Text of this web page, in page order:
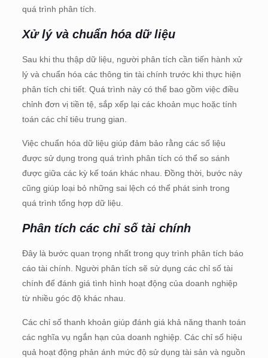
quá trình phân tích.
Xử lý và chuẩn hóa dữ liệu
Sau khi thu thập dữ liệu, người phân tích cần tiến hành xử
lý và chuẩn hóa các thông tin tài chính trước khi thực hiện
phân tích chi tiết. Quá trình này có thể bao gồm việc điều
chỉnh đơn vị tiền tệ, sắp xếp lại các khoản mục hoặc tính
toán các chỉ tiêu trung gian.
Việc chuẩn hóa dữ liệu giúp đảm bảo rằng các số liệu
được sử dụng trong quá trình phân tích có thể so sánh
được giữa các kỳ kế toán khác nhau. Đồng thời, bước này
cũng giúp loại bỏ những sai lệch có thể phát sinh trong
quá trình tổng hợp dữ liệu.
Phân tích các chỉ số tài chính
Đây là bước quan trọng nhất trong quy trình phân tích báo
cáo tài chính. Người phân tích sẽ sử dụng các chỉ số tài
chính để đánh giá tình hình hoạt động của doanh nghiệp
từ nhiều góc độ khác nhau.
Các chỉ số thanh khoản giúp đánh giá khả năng thanh toán
các nghĩa vụ ngắn hạn của doanh nghiệp. Các chỉ số hiệu
quả hoạt động phản ánh mức độ sử dụng tài sản và nguồn